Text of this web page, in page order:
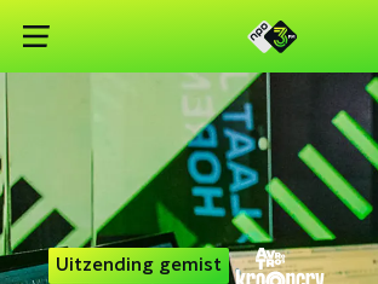
Uitzending gemist